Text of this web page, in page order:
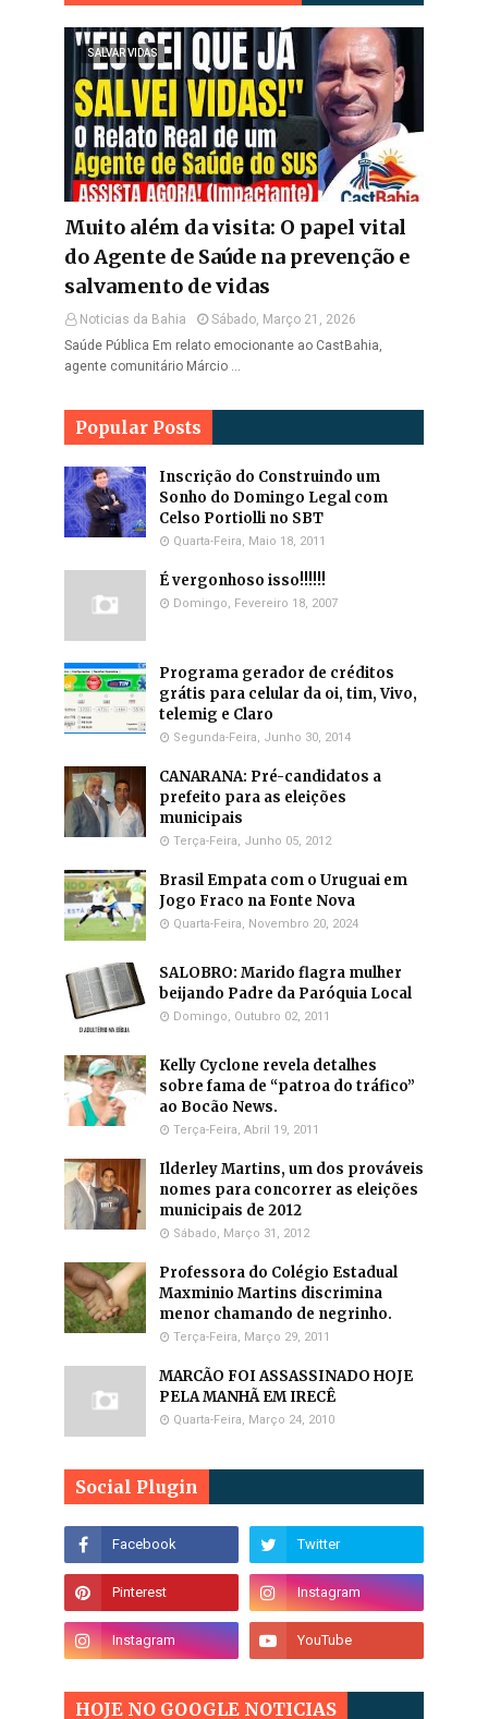
SALVAR VIDAS
Muito além da visita: O papel vital
do Agente de Saúde na prevenção e
salvamento de vidas
Noticias da Bahia
Sábado, Março 21, 2026
Saúde Pública Em relato emocionante ao CastBahia,
agente comunitário Márcio …
Popular Posts
Inscrição do Construindo um
Sonho do Domingo Legal com
Celso Portiolli no SBT
Quarta-Feira, Maio 18, 2011
É vergonhoso isso!!!!!!
Domingo, Fevereiro 18, 2007
Programa gerador de créditos
grátis para celular da oi, tim, Vivo,
telemig e Claro
Segunda-Feira, Junho 30, 2014
CANARANA: Pré-candidatos a
prefeito para as eleições
municipais
Terça-Feira, Junho 05, 2012
Brasil Empata com o Uruguai em
Jogo Fraco na Fonte Nova
Quarta-Feira, Novembro 20, 2024
SALOBRO: Marido flagra mulher
beijando Padre da Paróquia Local
Domingo, Outubro 02, 2011
Kelly Cyclone revela detalhes
sobre fama de “patroa do tráfico”
ao Bocão News.
Terça-Feira, Abril 19, 2011
Ilderley Martins, um dos prováveis
nomes para concorrer as eleições
municipais de 2012
Sábado, Março 31, 2012
Professora do Colégio Estadual
Maxminio Martins discrimina
menor chamando de negrinho.
Terça-Feira, Março 29, 2011
MARCÃO FOI ASSASSINADO HOJE
PELA MANHÃ EM IRECÊ
Quarta-Feira, Março 24, 2010
Social Plugin
HOJE NO GOOGLE NOTICIAS